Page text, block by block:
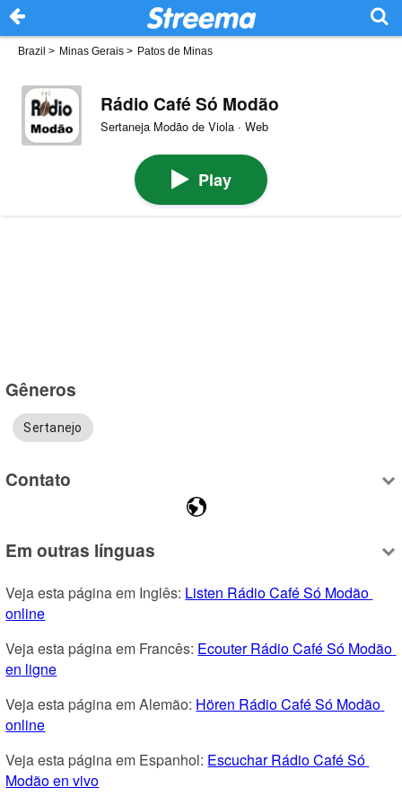
Brazil > Minas Gerais > Patos de Minas
Rádio Café Só Modão
Sertaneja Modão de Viola · Web
Play
Gêneros
Sertanejo
Contato
Em outras línguas
Veja esta página em Inglês: Listen Rádio Café Só Modão
online
Veja esta página em Francês: Ecouter Rádio Café Só Modão
en ligne
Veja esta página em Alemão: Hören Rádio Café Só Modão
online
Veja esta página em Espanhol: Escuchar Rádio Café Só
Modão en vivo